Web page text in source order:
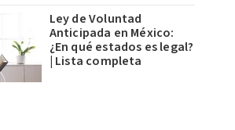
Ley de Voluntad
Anticipada en México:
¿En qué estados es legal?
| Lista completa